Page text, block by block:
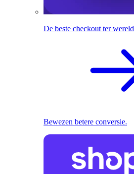
De beste checkout ter wereld
Bewezen betere conversie.